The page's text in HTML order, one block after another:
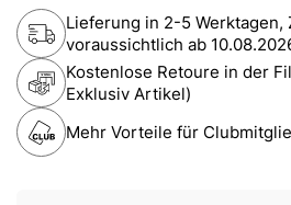
Lieferung in 2-5 Werktagen,
voraussichtlich ab
Kostenlose Retoure in der
Exklusiv Artikel)
Mehr Vorteile für